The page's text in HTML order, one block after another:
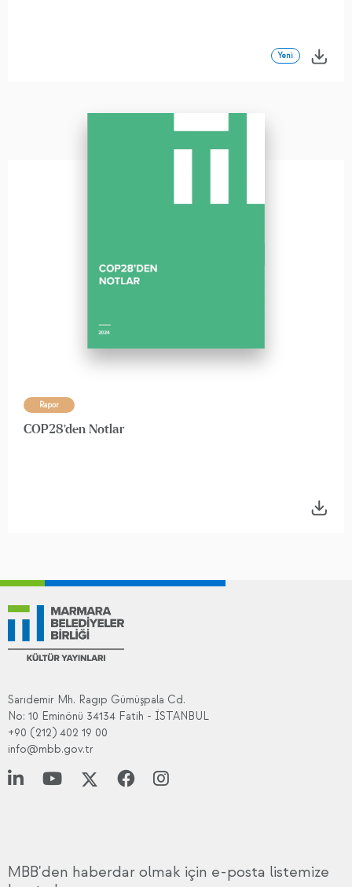
Yeni
Rapor
COP28'den Notlar
Sarıdemir Mh. Ragıp Gümüşpala Cd.
No: 10 Eminönü 34134 Fatih - İSTANBUL
+90 (212) 402 19 00
info@mbb.gov.tr
MBB'den haberdar olmak için e-posta listemize